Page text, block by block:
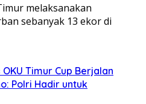
melaksanakan
sebanyak 13 ekor di
Timur Cup Berjalan
Polri Hadir untuk